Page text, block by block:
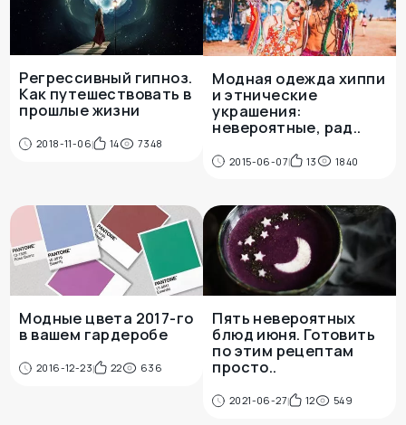
Регрессивный гипноз.
Как путешествовать в
прошлые жизни
2018-11-06 14 7348
Модная одежда хиппи
и этнические
украшения:
невероятные, рад..
2015-06-07 13 1840
Модные цвета 2017-го
в вашем гардеробе
2016-12-23 22 636
Пять невероятных
блюд июня. Готовить
по этим рецептам
просто..
2021-06-27 12 549